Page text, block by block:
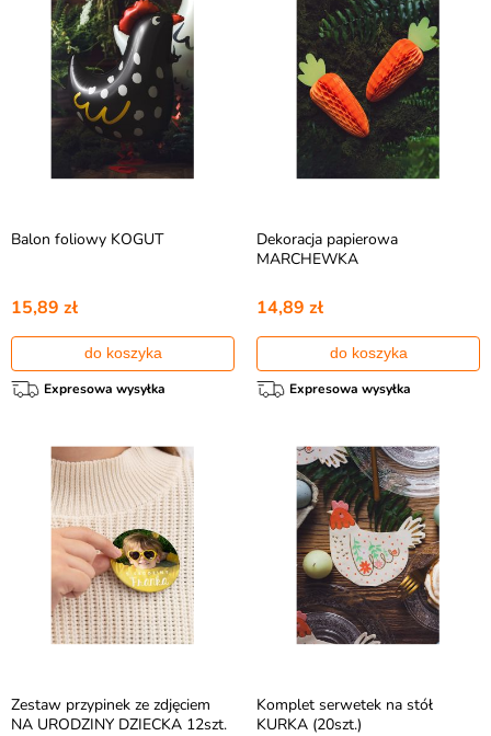
Balon foliowy KOGUT
15,89 zł
do koszyka
Expresowa wysyłka
Dekoracja papierowa
MARCHEWKA
14,89 zł
do koszyka
Expresowa wysyłka
Zestaw przypinek ze zdjęciem
NA URODZINY DZIECKA 12szt.
Komplet serwetek na stół
KURKA (20szt.)